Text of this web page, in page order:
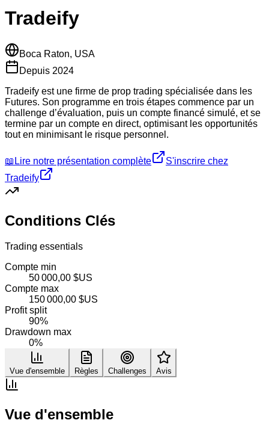
Tradeify
Boca Raton, USA
Depuis 2024
Tradeify est une firme de prop trading spécialisée dans les
Futures. Son programme en trois étapes commence par un
challenge d’évaluation, puis un compte financé simulé, et se
termine par un compte en direct, optimisant les opportunités
tout en minimisant le risque personnel.
📖 Lire notre présentation complète
S'inscrire chez
Tradeify
Conditions Clés
Trading essentials
Compte min
50 000,00 $US
Compte max
150 000,00 $US
Profit split
90%
Drawdown max
0%
Vue d'ensemble Règles Challenges Avis
Vue d'ensemble